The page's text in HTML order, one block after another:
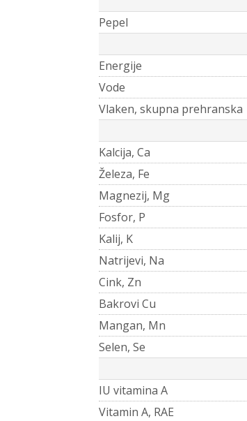
Pepel
Energije
Vode
Vlaken, skupna prehranska
Kalcija, Ca
Železa, Fe
Magnezij, Mg
Fosfor, P
Kalij, K
Natrijevi, Na
Cink, Zn
Bakrovi Cu
Mangan, Mn
Selen, Se
IU vitamina A
Vitamin A, RAE